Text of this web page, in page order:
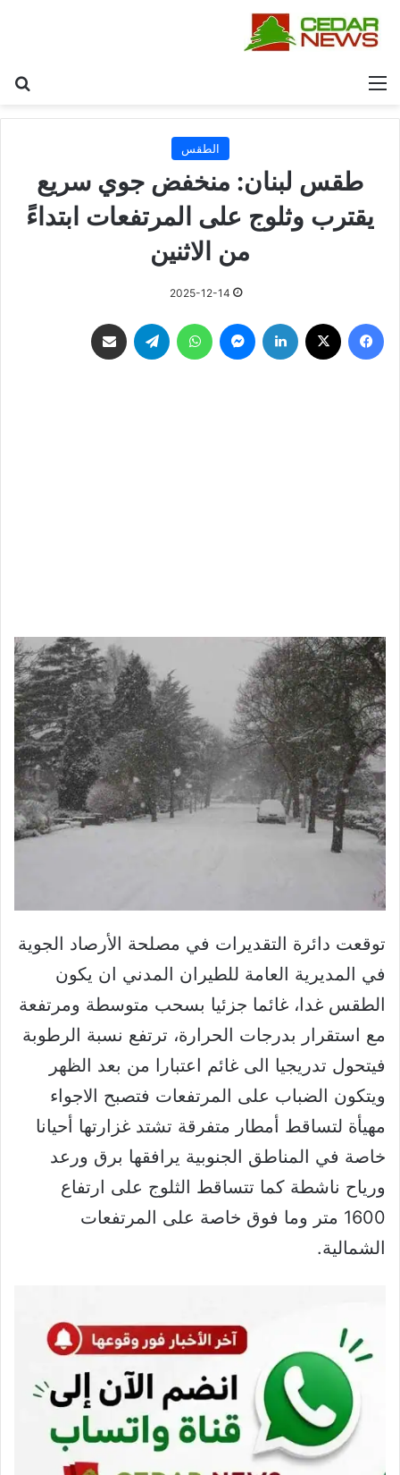
القائمة
الطقس
طقس لبنان: منخفض جوي سريع
يقترب وثلوج على المرتفعات ابتداءً
من الاثنين
2025-12-14
فيسبوك لينكدإن ماسنجر واتساب تيلقرام
توقعت دائرة التقديرات في مصلحة الأرصاد الجوية
في المديرية العامة للطيران المدني ان يكون
الطقس غدا، غائما جزئيا بسحب متوسطة ومرتفعة
مع استقرار بدرجات الحرارة، ترتفع نسبة الرطوبة
فيتحول تدريجيا الى غائم اعتبارا من بعد الظهر
ويتكون الضباب على المرتفعات فتصبح الاجواء
مهيأة لتساقط أمطار متفرقة تشتد غزارتها أحيانا
خاصة في المناطق الجنوبية يرافقها برق ورعد
ورياح ناشطة كما تتساقط الثلوج على ارتفاع
1600 متر وما فوق خاصة على المرتفعات
الشمالية.